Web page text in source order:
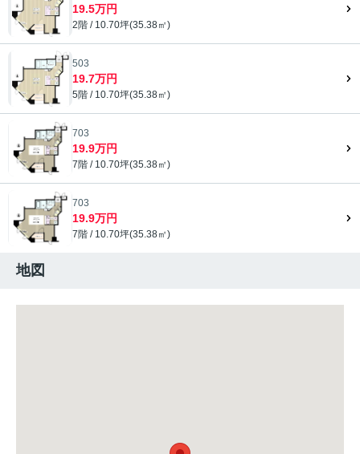
19.5万円
2階 / 10.70坪(35.38㎡)
503
19.7万円
5階 / 10.70坪(35.38㎡)
703
19.9万円
7階 / 10.70坪(35.38㎡)
703
19.9万円
7階 / 10.70坪(35.38㎡)
地図